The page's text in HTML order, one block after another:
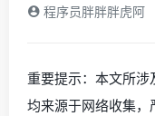
程序员胖胖胖虎阿
重要提示：本文所
均来源于网络收集